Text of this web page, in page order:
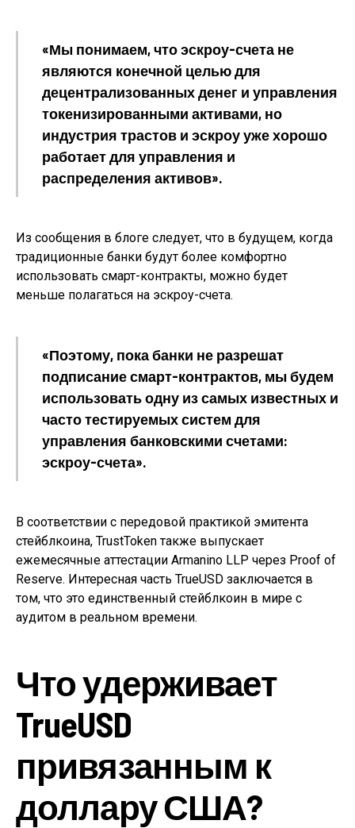
«Мы понимаем, что эскроу-счета не
являются конечной целью для
децентрализованных денег и управления
токенизированными активами, но
индустрия трастов и эскроу уже хорошо
работает для управления и
распределения активов».
Из сообщения в блоге следует, что в будущем, когда
традиционные банки будут более комфортно
использовать смарт-контракты, можно будет
меньше полагаться на эскроу-счета.
«Поэтому, пока банки не разрешат
подписание смарт-контрактов, мы будем
использовать одну из самых известных и
часто тестируемых систем для
управления банковскими счетами:
эскроу-счета».
В соответствии с передовой практикой эмитента
стейблкоина, TrustToken также выпускает
ежемесячные аттестации Armanino LLP через Proof of
Reserve. Интересная часть TrueUSD заключается в
том, что это единственный стейблкоин в мире с
аудитом в реальном времени.
Что удерживает
TrueUSD
привязанным к
доллару США?